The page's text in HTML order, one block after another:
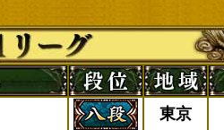
東京